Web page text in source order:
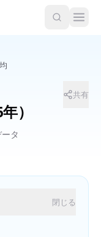
）
タ
共有
閉じる